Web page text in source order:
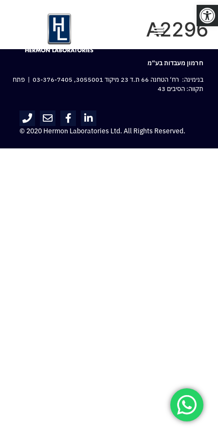
פתח סרגל נגישות
A2296
חרמון מעבדות בע“מ
בנימינה: רח‘ הטחנה 66 ת.ד 23 מיקוד 3055001,
03-376-7405 | פתח
תקווה: הסיבים 43
© 2020 Hermon Laboratories Ltd. All Rights Reserved.